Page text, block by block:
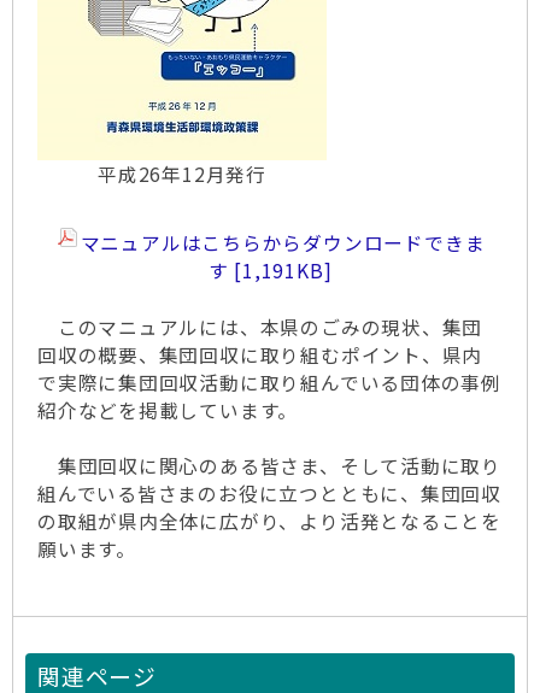
平成26年12月発行
マニュアルはこちらからダウンロードできま
す
1,191KB
このマニュアルには、本県のごみの現状、集団
回収の概要、集団回収に取り組むポイント、県内
で実際に集団回収活動に取り組んでいる団体の事例
紹介などを掲載しています。
集団回収に関心のある皆さま、そして活動に取り
組んでいる皆さまのお役に立つとともに、集団回収
の取組が県内全体に広がり、より活発となることを
願います。
関連ページ